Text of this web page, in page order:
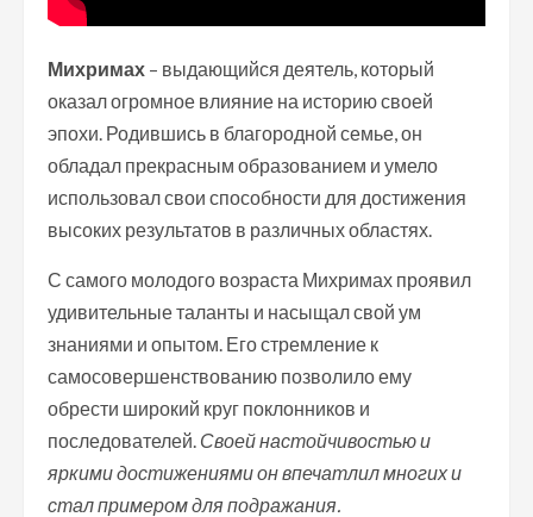
Михримах – выдающийся деятель, который
оказал огромное влияние на историю своей
эпохи. Родившись в благородной семье, он
обладал прекрасным образованием и умело
использовал свои способности для достижения
высоких результатов в различных областях.
С самого молодого возраста Михримах проявил
удивительные таланты и насыщал свой ум
знаниями и опытом. Его стремление к
самосовершенствованию позволило ему
обрести широкий круг поклонников и
последователей. Своей настойчивостью и
яркими достижениями он впечатлил многих и
стал примером для подражания.